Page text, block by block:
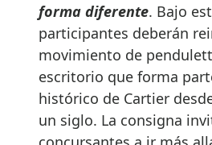
forma diferente. Bajo
participantes deberán
movimiento de
escritorio que forma
histórico de Cartier
un siglo. La consigna